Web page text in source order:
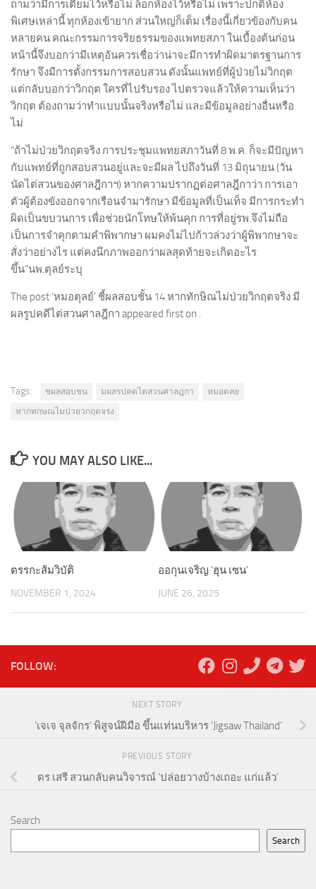
ถามว่ามีการเตี้ยมไว้หรือไม่ ล็อกห้องไว้หรือไม่ เพราะปกติห้อง
พิเศษเหล่านี้ ทุกห้องเข้ายาก ส่วนใหญ่ก็เต็ม เรื่องนี้เกี่ยวข้องกับคน
หลายคน คณะกรรมการจริยธรรมของแพทยสภา ในเบื้องต้นก่อน
หน้านี้จึงบอกว่ามีเหตุอันควรเชื่อว่าน่าจะมีการทำผิดมาตรฐานการ
รักษา จึงมีการตั้งกรรมการสอบสวน ดังนั้นแพทย์ที่ผู้ป่วยไม่วิกฤต
แต่กลับบอกว่าวิกฤต ใครที่ไปรับรอง ไปตรวจแล้วให้ความเห็นว่า
วิกฤต ต้องถามว่าทำแบบนั้นจริงหรือไม่ และมีข้อมูลอย่างอื่นหรือ
ไม่
“ถ้าไม่ป่วยวิกฤตจริง การประชุมแพทยสภาวันที่ 8 พ.ค. ก็จะมีปัญหา
กับแพทย์ที่ถูกสอบสวนอยู่และจะมีผล ไปถึงวันที่ 13 มิถุนายน (วัน
นัดไต่สวนของศาลฎีกาฯ) หากความปรากฏต่อศาลฎีกาว่า การเอา
ตัวผู้ต้องขังออกจากเรือนจำมารักษา มีข้อมูลที่เป็นเท็จ มีการกระทำ
ผิดเป็นขบวนการ เพื่อช่วยนักโทษให้พ้นคุก การที่อยู่รพ.จึงไม่ถือ
เป็นการจำคุกตามคำพิพากษา ผมคงไม่ไปก้าวล่วงว่าผู้พิพากษาจะ
สั่งว่าอย่างไร แต่คงนึกภาพออกว่าผลสุดท้ายจะเกิดอะไร
ขึ้น”นพ.ตุลย์ระบุ
The post ‘หมอตุลย์’ ชี้ผลสอบชั้น 14 หากทักษิณไม่ป่วยวิกฤตจริง มี
ผลรูปคดีไต่สวนศาลฎีกา appeared first on .
Tags: ชผลสอบชน มผลรปคดไตสวนศาลฎกา
หมอตลย
หากทกษณไมปวยวกฤตจรง
YOU MAY ALSO LIKE...
ตรรกะส้มวิบัติ
NOVEMBER 1, 2024
ออกุนเจริญ ‘ฮุน เซน’
JUNE 26, 2025
FOLLOW:
NEXT STORY
‘เจเจ จุลจักร’ พิสูจน์ฝีมือ ขึ้นแท่นบริหาร ‘Jigsaw Thailand’
PREVIOUS STORY
ดร.เสรี สวนกลับคนวิจารณ์ ‘ปล่อยวางบ้างเถอะ แก่แล้ว’
Search
Search